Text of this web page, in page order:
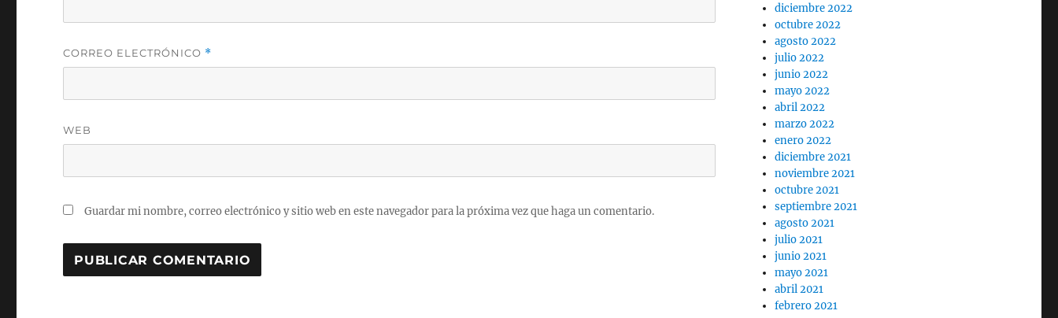
CORREO ELECTRÓNICO *
WEB
Guardar mi nombre, correo electrónico y sitio web en este navegador para la próxima vez que haga un comentario.
diciembre 2022
octubre 2022
agosto 2022
julio 2022
junio 2022
mayo 2022
abril 2022
marzo 2022
enero 2022
diciembre 2021
noviembre 2021
octubre 2021
septiembre 2021
agosto 2021
julio 2021
junio 2021
mayo 2021
abril 2021
febrero 2021